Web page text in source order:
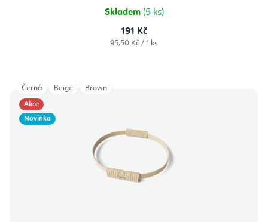
Skladem (5 ks)
191 Kč
Měrná
95,50 Kč / 1 ks
Akce
Novinka
Černá Beige Brown